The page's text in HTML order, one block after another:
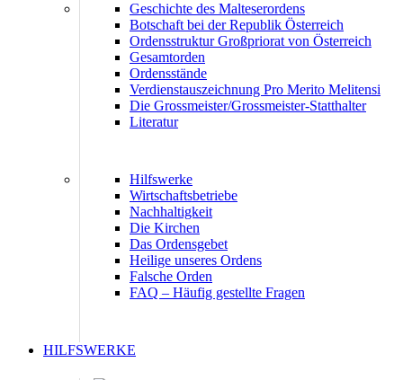
Geschichte des Malteserordens
Botschaft bei der Republik Österreich
Ordensstruktur Großpriorat von Österreich
Gesamtorden
Ordensstände
Verdienstauszeichnung Pro Merito Melitensi
Die Grossmeister/Grossmeister-Statthalter
Literatur
Hilfswerke
Wirtschaftsbetriebe
Nachhaltigkeit
Die Kirchen
Das Ordensgebet
Heilige unseres Ordens
Falsche Orden
FAQ – Häufig gestellte Fragen
HILFSWERKE